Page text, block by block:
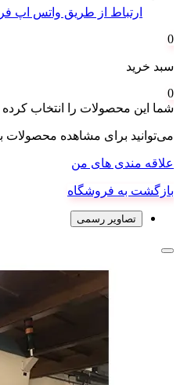
ارتباط از طریق واتس اپ
0
سبد خرید
0
شما این محصولات را انتخاب کرده
می‌توانید برای مشاهده محصولات
علاقه مندی های من
بازگشت به فروشگاه
تصاویر رسمی